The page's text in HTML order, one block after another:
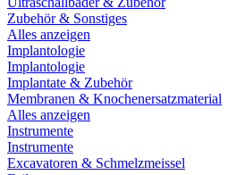
Zubehör & Sonstiges
Alles anzeigen
Implantologie
Implantologie
Implantate & Zubehör
Membranen & Knochenersatzmaterial
Alles anzeigen
Instrumente
Instrumente
Excavatoren & Schmelzmeissel